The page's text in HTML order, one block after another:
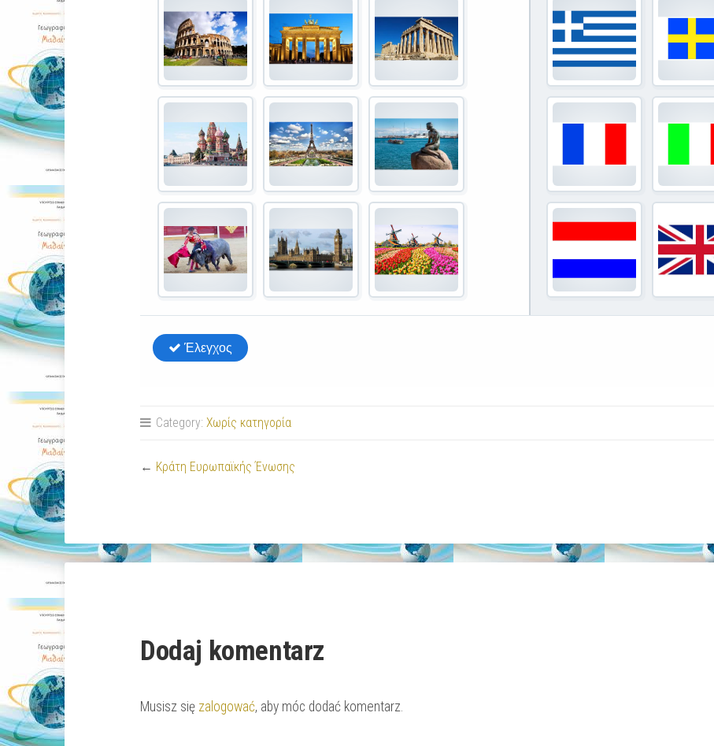
Category: Χωρίς κατηγορία
← Κράτη Ευρωπαϊκής Ένωσης
Dodaj komentarz
Musisz się zalogować, aby móc dodać komentarz.